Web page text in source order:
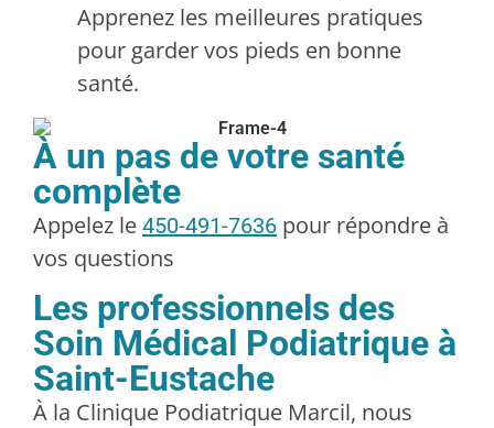
Apprenez les meilleures pratiques
pour garder vos pieds en bonne
santé.
À un pas de votre santé
complète
Appelez le 450-491-7636 pour répondre à
vos questions
Les professionnels des
Soin Médical Podiatrique à
Saint-Eustache
À la Clinique Podiatrique Marcil, nous